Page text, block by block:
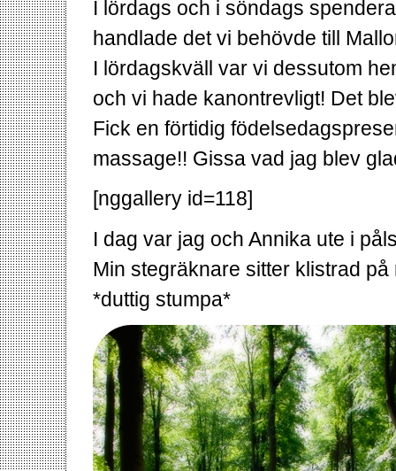
I lördags och i söndags
handlade det vi behövde till
I lördagskväll var vi dessutom
och vi hade kanontrevligt! Det
Fick en förtidig
massage!! Gissa vad jag blev
[nggallery id=118]
I dag var jag och Annika ute i
Min stegräknare sitter klistrad
*duttig stumpa*